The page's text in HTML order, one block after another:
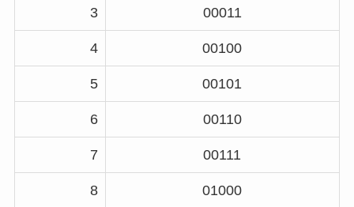
3 00011
4 00100
5 00101
6 00110
7 00111
8 01000